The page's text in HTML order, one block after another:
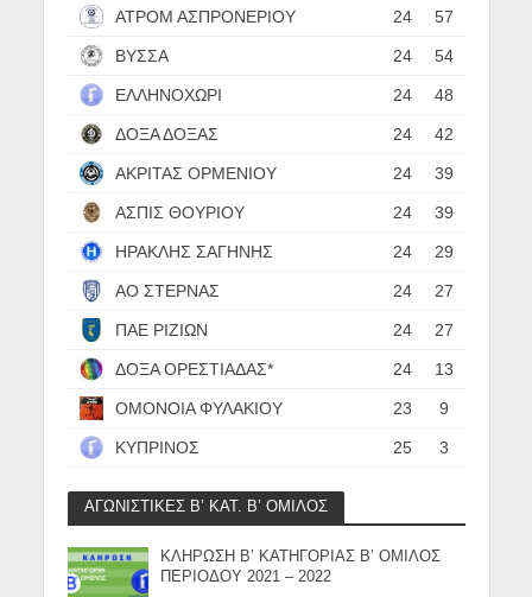
ΑΤΡΟΜ ΑΣΠΡΟΝΕΡΙΟΥ 24 57
ΒΥΣΣΑ 24 54
ΕΛΛΗΝΟΧΩΡΙ 24 48
ΔΟΞΑ ΔΟΞΑΣ 24 42
ΑΚΡΙΤΑΣ ΟΡΜΕΝΙΟΥ 24 39
ΑΣΠΙΣ ΘΟΥΡΙΟΥ 24 39
ΗΡΑΚΛΗΣ ΣΑΓΗΝΗΣ 24 29
ΑΟ ΣΤΕΡΝΑΣ 24 27
ΠΑΕ ΡΙΖΙΩΝ 24 27
ΔΟΞΑ ΟΡΕΣΤΙΑΔΑΣ* 24 13
ΟΜΟΝΟΙΑ ΦΥΛΑΚΙΟΥ 23 9
ΚΥΠΡΙΝΟΣ 25 3
ΑΓΩΝΙΣΤΙΚΕΣ Β’ ΚΑΤ. Β’ ΟΜΙΛΟΣ
ΚΛΗΡΩΣΗ Β’ ΚΑΤΗΓΟΡΙΑΣ Β’ ΟΜΙΛΟΣ
ΠΕΡΙΟΔΟΥ 2021 – 2022